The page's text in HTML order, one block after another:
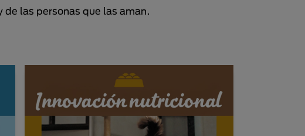
las personas que las aman.